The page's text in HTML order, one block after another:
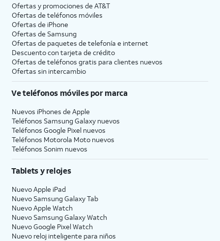
Ofertas y promociones de AT&T
Ofertas de teléfonos móviles
Ofertas de iPhone
Ofertas de Samsung
Ofertas de paquetes de telefonía e internet
Descuento con tarjeta de crédito
Ofertas de teléfonos gratis para clientes nuevos
Ofertas sin intercambio
Ve teléfonos móviles por marca
Nuevos iPhones de Apple
Teléfonos Samsung Galaxy nuevos
Teléfonos Google Pixel nuevos
Teléfonos Motorola Moto nuevos
Teléfonos Sonim nuevos
Tablets y relojes
Nuevo Apple iPad
Nuevo Samsung Galaxy Tab
Nuevo Apple Watch
Nuevo Samsung Galaxy Watch
Nuevo Google Pixel Watch
Nuevo reloj inteligente para niños